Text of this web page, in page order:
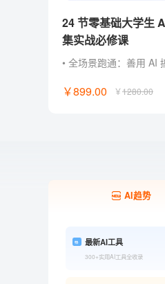
24 节零基础大学生
集实战必修课
￥899.00 ￥1280.00
AI趋势
最新AI工具
300+实用AI工具全收录